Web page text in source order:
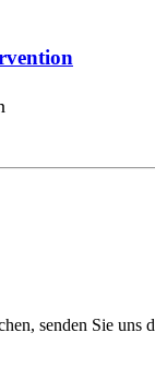
senden Sie uns